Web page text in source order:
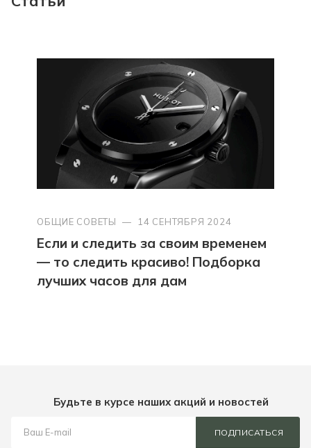
ОБЩИЕ СОВЕТЫ — 14 СЕНТЯБРЯ 2024
Если и следить за своим временем
— то следить красиво! Подборка
лучших часов для дам
Будьте в курсе наших акций и новостей
ПОДПИСАТЬСЯ